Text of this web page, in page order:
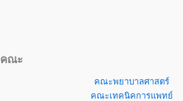
คณะ
คณะพยาบาลศาสตร์
คณะเทคนิคการแพทย์